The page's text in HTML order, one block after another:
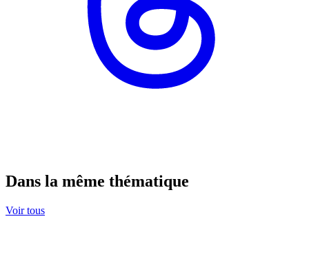
Dans la même thématique
Voir tous